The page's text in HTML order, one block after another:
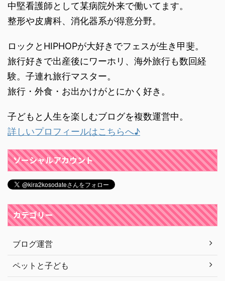
中堅看護師として某病院外来で働いてます。
整形や皮膚科、消化器系が得意分野。
ロックとHIPHOPが大好きでフェスが生き甲斐。
旅行好きで出産後にワーホリ、海外旅行も数回経
験。子連れ旅行マスター。
旅行・外食・お出かけがとにかく好き。
子どもと人生を楽しむブログを複数運営中。
詳しいプロフィールはこちらへ♪
ソーシャルアカウント
カテゴリー
ブログ運営
ペットと子ども